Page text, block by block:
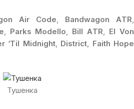
Air Code, Bandwagon ATR,
, Parks Modello, Bill ATR, El Von
‘Til Midnight, District, Faith Hope
Тушенка